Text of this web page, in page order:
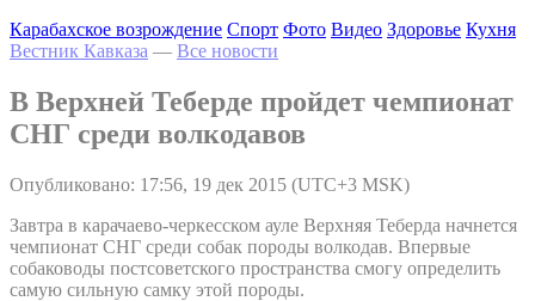
Карабахское возрождение Спорт Фото Видео Здоровье Кухня
Вестник Кавказа — Все новости
В Верхней Теберде пройдет чемпионат
СНГ среди волкодавов
Опубликовано: 17:56, 19 дек 2015 (UTC+3 MSK)
Завтра в карачаево-черкесском ауле Верхняя Теберда начнется
чемпионат СНГ среди собак породы волкодав. Впервые
собаководы постсоветского пространства смогу определить
самую сильную самку этой породы.